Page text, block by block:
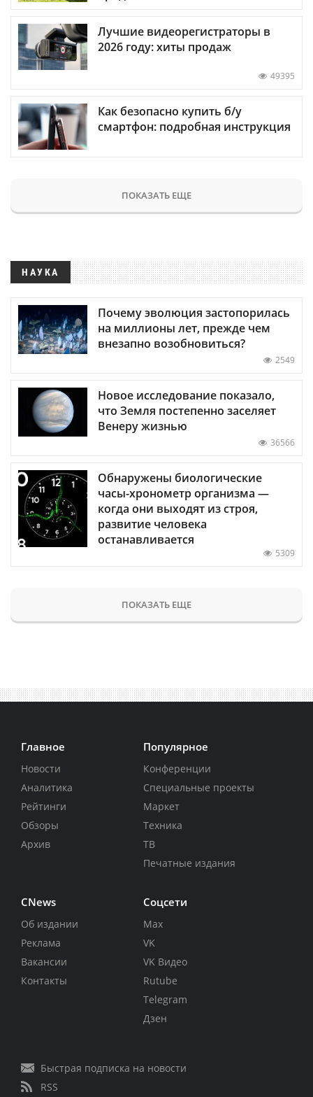
Лучшие видеорегистраторы в
2026 году: хиты продаж
49395
Как безопасно купить б/у
смартфон: подробная инструкция
ПОКАЗАТЬ ЕЩЕ
НАУКА
Почему эволюция застопорилась
на миллионы лет, прежде чем
внезапно возобновиться?
2549
Новое исследование показало,
что Земля постепенно заселяет
Венеру жизнью
36566
Обнаружены биологические
часы-хронометр организма —
когда они выходят из строя,
развитие человека
останавливается
5309
ПОКАЗАТЬ ЕЩЕ
Главное
Новости
Аналитика
Рейтинги
Обзоры
Архив
Популярное
Конференции
Специальные проекты
Маркет
Техника
ТВ
Печатные издания
CNews
Об издании
Реклама
Вакансии
Контакты
Соцсети
Max
VK
VK Видео
Rutube
Telegram
Дзен
Быстрая подписка на новости
RSS